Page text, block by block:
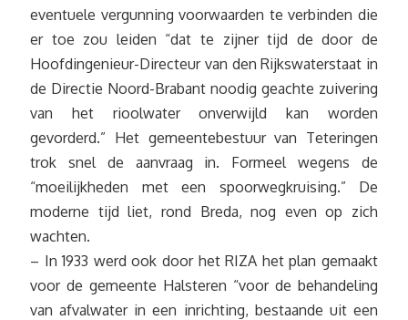
eventuele vergunning voorwaarden te verbinden die
er toe zou leiden “dat te zijner tijd de door de
Hoofdingenieur-Directeur van den Rijkswaterstaat in
de Directie Noord-Brabant noodig geachte zuivering
van het rioolwater onverwijld kan worden
gevorderd.” Het gemeentebestuur van Teteringen
trok snel de aanvraag in. Formeel wegens de
“moeilijkheden met een spoorwegkruising.” De
moderne tijd liet, rond Breda, nog even op zich
wachten.
– In 1933 werd ook door het RIZA het plan gemaakt
voor de gemeente Halsteren “voor de behandeling
van afvalwater in een inrichting, bestaande uit een